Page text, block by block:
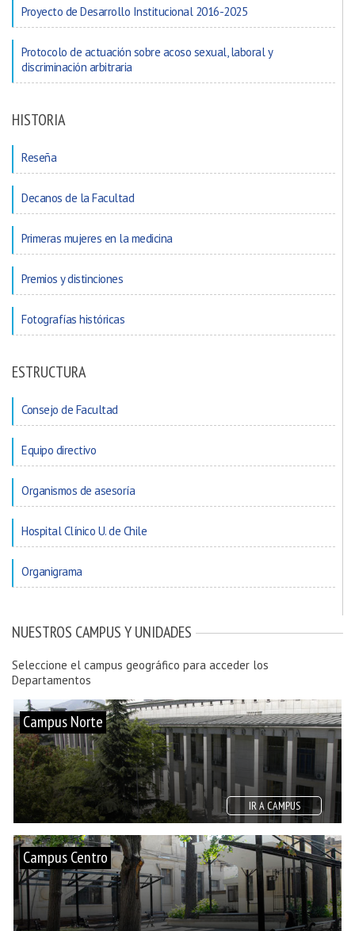
Proyecto de Desarrollo Institucional 2016-2025
Protocolo de actuación sobre acoso sexual, laboral y
discriminación arbitraria
HISTORIA
Reseña
Decanos de la Facultad
Primeras mujeres en la medicina
Premios y distinciones
Fotografías históricas
ESTRUCTURA
Consejo de Facultad
Equipo directivo
Organismos de asesoría
Hospital Clínico U. de Chile
Organigrama
NUESTROS CAMPUS Y UNIDADES
Seleccione el campus geográfico para acceder los
Departamentos
Campus Norte
IR A CAMPUS
Campus Centro